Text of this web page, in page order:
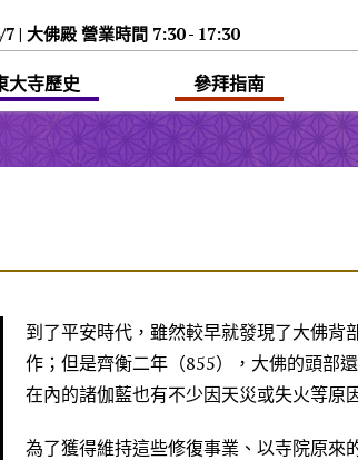
| 大佛殿 營業時間 7:30 - 17:30
大寺歷史 參拜指南
到了平安時代，雖然較早就發現了大佛
作；但是齊衡二年（855），大佛的頭部
在內的諸伽藍也有不少因天災或失火等原
為了獲得維持這些修復事業、以寺院原來